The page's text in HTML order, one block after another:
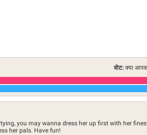
वोट: क्या
you may wanna dress her up first with her
her pals. Have fun!